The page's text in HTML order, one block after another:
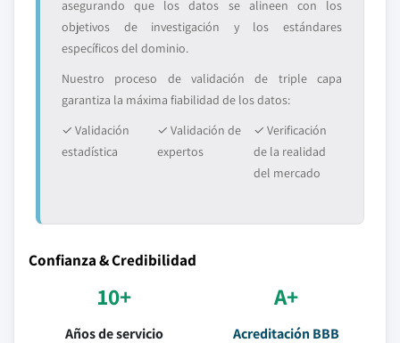
asegurando que los datos se alineen con los
objetivos de investigación y los estándares
específicos del dominio.
Nuestro proceso de validación de triple capa
garantiza la máxima fiabilidad de los datos:
✓ Validación
estadística
✓ Validación de
expertos
✓ Verificación
de la realidad
del mercado
Confianza & Credibilidad
10+
Años de servicio
A+
Acreditación BBB